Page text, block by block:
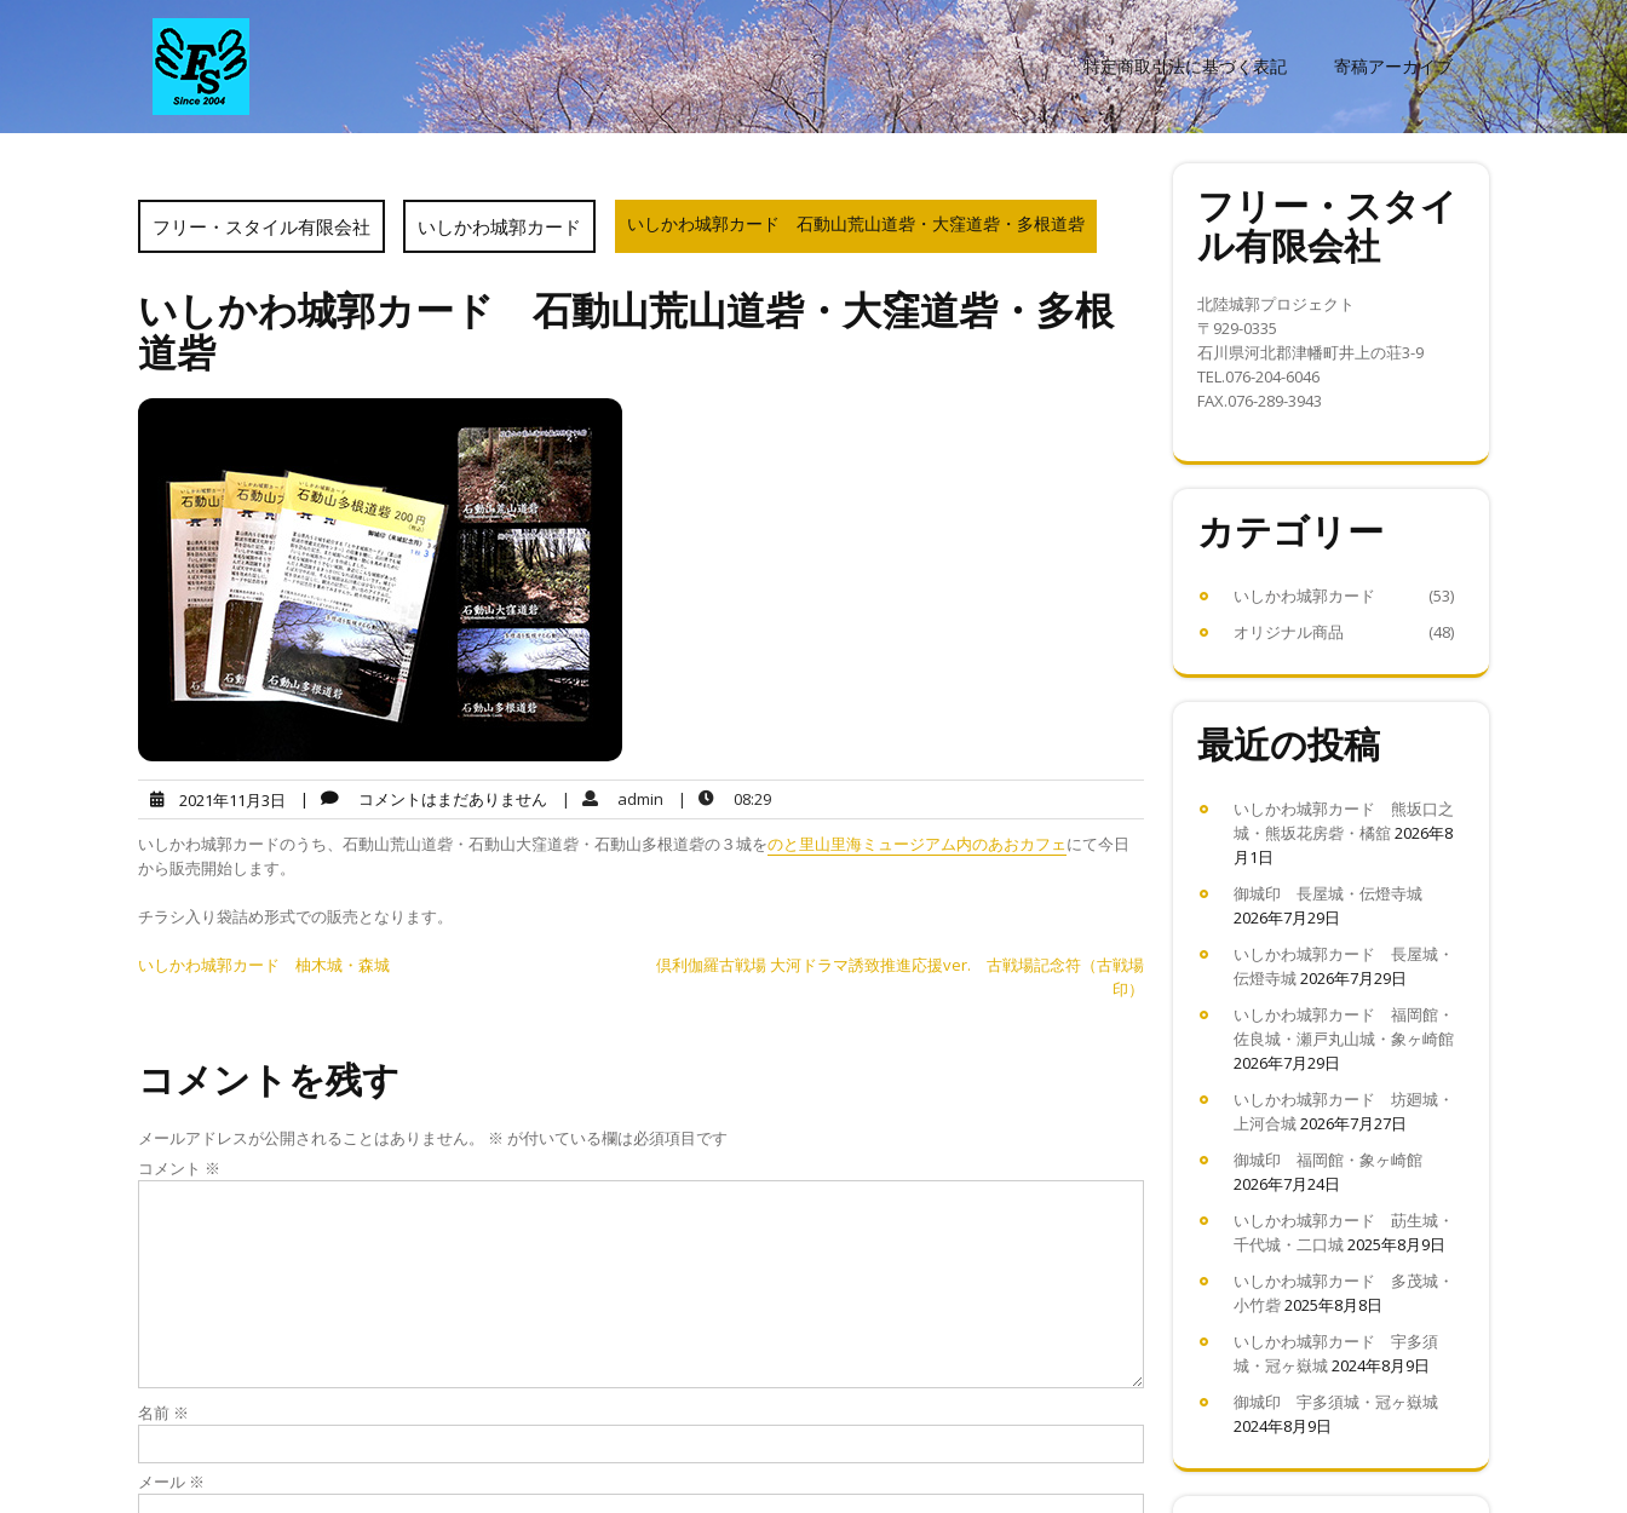
特定商取引法に基づく表記 寄稿アーカイブ
フリー・スタイル有限会社 いしかわ城郭カード いしかわ城郭カード 石動山荒山道砦・大窪道砦・多根道砦
いしかわ城郭カード 石動山荒山道砦・大窪道砦・多根
道砦
2021年11月3日 | コメントはまだありません | admin | 08:29
いしかわ城郭カードのうち、石動山荒山道砦・石動山大窪道砦・石動山多根道砦の３城をのと里山里海ミュージアム内のあおカフェにて今日
から販売開始します。
チラシ入り袋詰め形式での販売となります。
投
ビ
ゲ
ー
いしかわ城郭カード 柚木城・森城
倶利伽羅古戦場 大河ドラマ誘致推進応援ver. 古戦場記念符（古戦場
印）
コメントを残す
メールアドレスが公開されることはありません。 ※ が付いている欄は必須項目です
コメント ※
名前 ※
メール ※
フリー・スタイ
ル有限会社
北陸城郭プロジェクト
〒929-0335
石川県河北郡津幡町井上の荘3-9
TEL.076-204-6046
FAX.076-289-3943
カテゴリー
いしかわ城郭カード
(53)
オリジナル商品
(48)
最近の投稿
いしかわ城郭カード 熊坂口之
城・熊坂花房砦・橘舘2026年8
月1日
御城印 長屋城・伝燈寺城
2026年7月29日
いしかわ城郭カード 長屋城・
伝燈寺城2026年7月29日
いしかわ城郭カード 福岡館・
佐良城・瀬戸丸山城・象ヶ崎館
2026年7月29日
いしかわ城郭カード 坊廻城・
上河合城2026年7月27日
御城印 福岡館・象ヶ崎館
2026年7月24日
いしかわ城郭カード 莇生城・
千代城・二口城2025年8月9日
いしかわ城郭カード 多茂城・
小竹砦2025年8月8日
いしかわ城郭カード 宇多須
城・冠ヶ嶽城2024年8月9日
御城印 宇多須城・冠ヶ嶽城
2024年8月9日